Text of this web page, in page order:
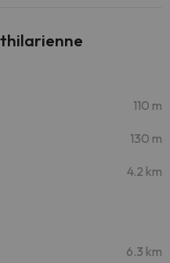
110 m
130 m
4.2 km
6.3 km